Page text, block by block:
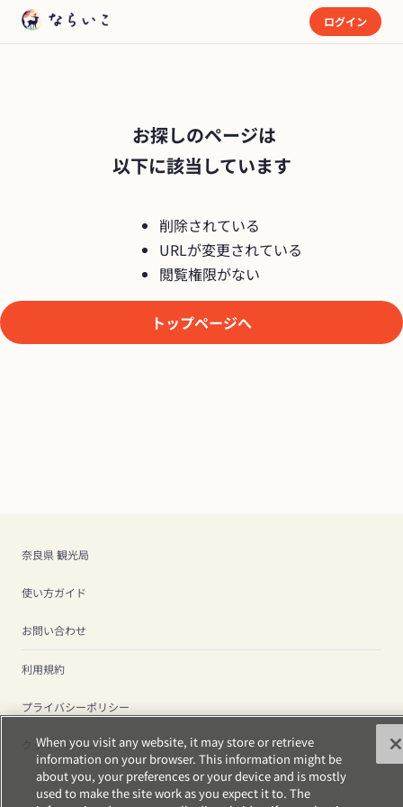
ログイン
以下に該当しています
削除されている
URLが変更されている
閲覧権限がない
トップページへ
奈良県 観光局
使い方ガイド
お問い合わせ
利用規約
プライバシーポリシー
クッキーについて
When you visit any website, it may store or retrieve
information on your browser. This information might be
about you, your preferences or your device and is mostly
used to make the site work as you expect it to. The